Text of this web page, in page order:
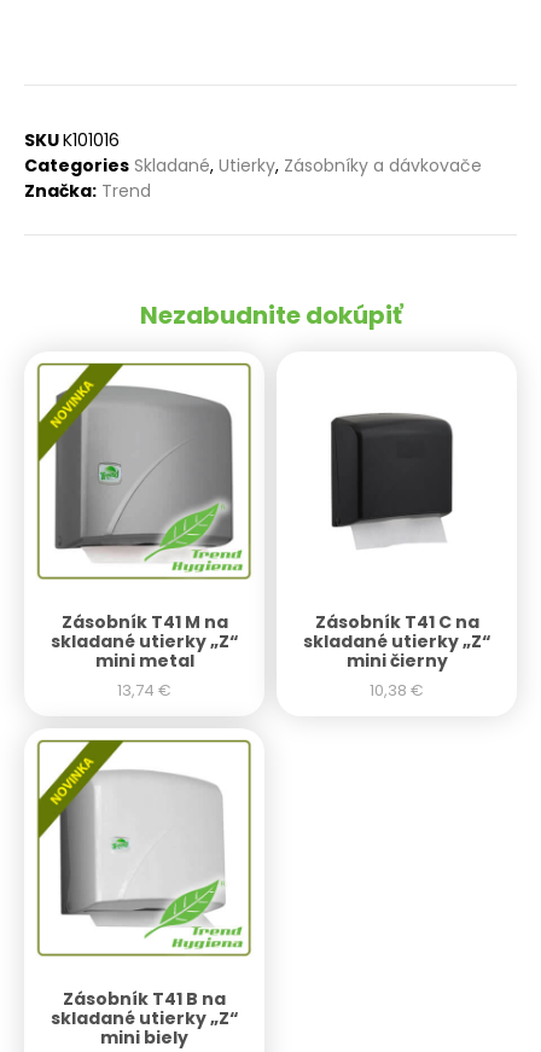
SKUK101016
Categories Skladané, Utierky, Zásobníky a dávkovače
Značka: Trend
Nezabudnite dokúpiť
Zásobník T41 M na
skladané utierky „Z“
mini metal
13,74 €
Zásobník T41 C na
skladané utierky „Z“
mini čierny
10,38 €
Zásobník T41 B na
skladané utierky „Z“
mini biely